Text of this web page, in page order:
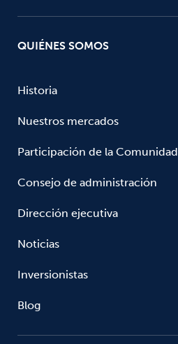
QUIÉNES SOMOS
Historia
Nuestros mercados
Participación de la Comunidad
Consejo de administración
Dirección ejecutiva
Noticias
Inversionistas
Blog